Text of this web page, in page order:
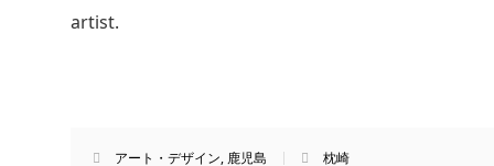
artist.
アート・デザイン, 鹿児島 枕崎